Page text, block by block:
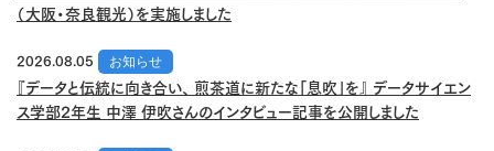
（大阪・奈良観光）を実施しました
2026.08.05
お知らせ
『データと伝統に向き合い、 煎茶道に新たな「息吹」を』 データサイエン
ス学部2年生 中澤 伊吹さんのインタビュー記事を公開しました